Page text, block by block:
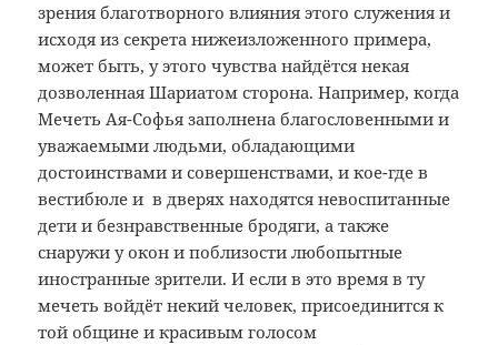
зрения благотворного влияния этого служения и
исходя из секрета нижеизложенного примера,
может быть, у этого чувства найдётся некая
дозволенная Шариатом сторона. Например, когда
Мечеть Ая-Софья заполнена благословенными и
уважаемыми людьми, обладающими
достоинствами и совершенствами, и кое-где в
вестибюле и в дверях находятся невоспитанные
дети и безнравственные бродяги, а также
снаружи у окон и поблизости любопытные
иностранные зрители. И если в это время в ту
мечеть войдёт некий человек, присоединится к
той общине и красивым голосом